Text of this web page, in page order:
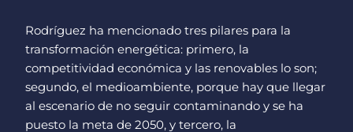
Rodríguez ha mencionado tres pilares para la
transformación energética: primero, la
competitividad económica y las renovables lo son;
segundo, el medioambiente, porque hay que llegar
al escenario de no seguir contaminando y se ha
puesto la meta de 2050, y tercero, la